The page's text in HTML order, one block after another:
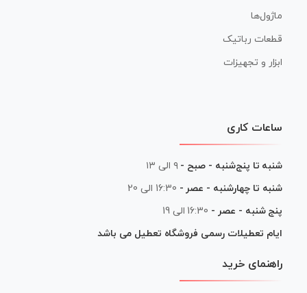
ماژول‌ها
قطعات رباتیک
ابزار و تجهیزات
ساعات کاری
شنبه تا پنج‌شنبه - صبح - ۹ الی ۱۳
شنبه تا چهارشنبه - عصر - 16:30 الی 20
پنج شنبه - عصر - 16:30 الی 19
ایام تعطیلات رسمی فروشگاه تعطیل می باشد
راهنمای خرید